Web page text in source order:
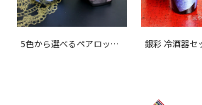
5色から選べるペアロック
銀彩 冷酒器セ